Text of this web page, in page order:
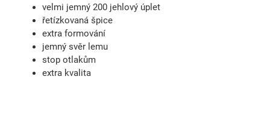
velmi jemný 200 jehlový úplet
řetízkovaná špice
extra formování
jemný svěr lemu
stop otlakům
extra kvalita